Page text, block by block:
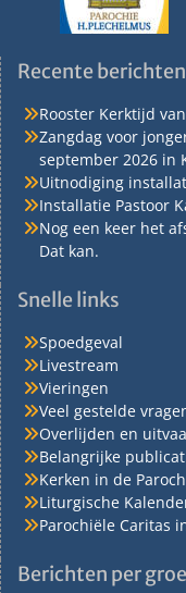
Recente berichten
Rooster Kerktijd
Zangdag voor
september 2026 in
Uitnodiging
Installatie Pastoor
Nog een keer het
Dat kan.
Snelle links
Spoedgeval
Livestream
Vieringen
Veel gestelde
Overlijden en
Belangrijke
Kerken in de
Liturgische
Parochiële Caritas
Berichten per